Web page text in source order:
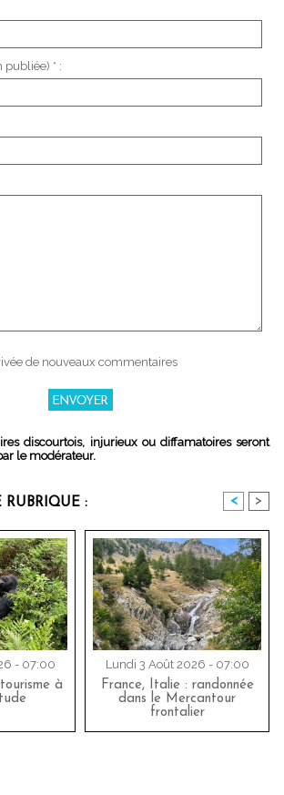
publiée) * :
de nouveaux commentaires
discourtois, injurieux ou diffamatoires seront
le modérateur.
: < >
- 07:00
à
Lundi 3 Août 2026 - 07:00
France, Italie : randonnée
dans le Mercantour
frontalier